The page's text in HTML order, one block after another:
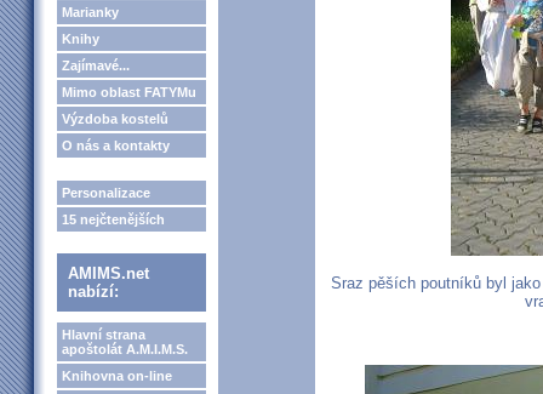
Marianky
Knihy
Zajímavé...
Mimo oblast FATYMu
Výzdoba kostelů
O nás a kontakty
Personalizace
15 nejčtenějších
AMIMS.net
nabízí:
Hlavní strana
apoštolát A.M.I.M.S.
Knihovna on-line
Sraz pěších poutníků byl